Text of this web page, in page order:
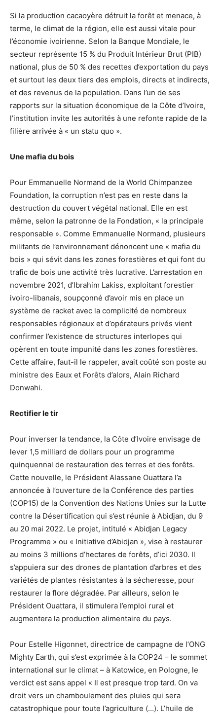
Si la production cacaoyère détruit la forêt et menace, à
terme, le climat de la région, elle est aussi vitale pour
l’économie ivoirienne. Selon la Banque Mondiale, le
secteur représente 15 % du Produit Intérieur Brut (PIB)
national, plus de 50 % des recettes d’exportation du pays
et surtout les deux tiers des emplois, directs et indirects,
et des revenus de la population. Dans l’un de ses
rapports sur la situation économique de la Côte d’Ivoire,
l’institution invite les autorités à une refonte rapide de la
filière arrivée à « un statu quo ».
Une mafia du bois
Pour Emmanuelle Normand de la World Chimpanzee
Foundation, la corruption n’est pas en reste dans la
destruction du couvert végétal national. Elle en est
même, selon la patronne de la Fondation, « la principale
responsable ». Comme Emmanuelle Normand, plusieurs
militants de l’environnement dénoncent une « mafia du
bois » qui sévit dans les zones forestières et qui font du
trafic de bois une activité très lucrative. L’arrestation en
novembre 2021, d’Ibrahim Lakiss, exploitant forestier
ivoiro-libanais, soupçonné d’avoir mis en place un
système de racket avec la complicité de nombreux
responsables régionaux et d’opérateurs privés vient
confirmer l’existence de structures interlopes qui
opèrent en toute impunité dans les zones forestières.
Cette affaire, faut-il le rappeler, avait coûté son poste au
ministre des Eaux et Forêts d’alors, Alain Richard
Donwahi.
Rectifier le tir
Pour inverser la tendance, la Côte d’Ivoire envisage de
lever 1,5 milliard de dollars pour un programme
quinquennal de restauration des terres et des forêts.
Cette nouvelle, le Président Alassane Ouattara l’a
annoncée à l’ouverture de la Conférence des parties
(COP15) de la Convention des Nations Unies sur la Lutte
contre la Désertification qui s’est réunie à Abidjan, du 9
au 20 mai 2022. Le projet, intitulé « Abidjan Legacy
Programme » ou « Initiative d’Abidjan », vise à restaurer
au moins 3 millions d’hectares de forêts, d’ici 2030. Il
s’appuiera sur des drones de plantation d’arbres et des
variétés de plantes résistantes à la sécheresse, pour
restaurer la flore dégradée. Par ailleurs, selon le
Président Ouattara, il stimulera l’emploi rural et
augmentera la production alimentaire du pays.
Pour Estelle Higonnet, directrice de campagne de l’ONG
Mighty Earth, qui s’est exprimée à la COP24 – le sommet
international sur le climat – à Katowice, en Pologne, le
verdict est sans appel « Il est presque trop tard. On va
droit vers un chamboulement des pluies qui sera
catastrophique pour toute l’agriculture (…). L’huile de